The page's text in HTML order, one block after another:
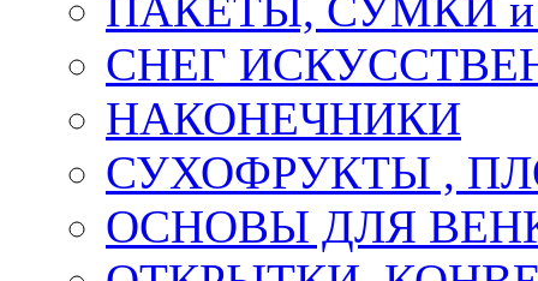
СНЕГ
НАКОНЕЧНИКИ
СУХОФРУКТЫ ,
ОСНОВЫ ДЛЯ